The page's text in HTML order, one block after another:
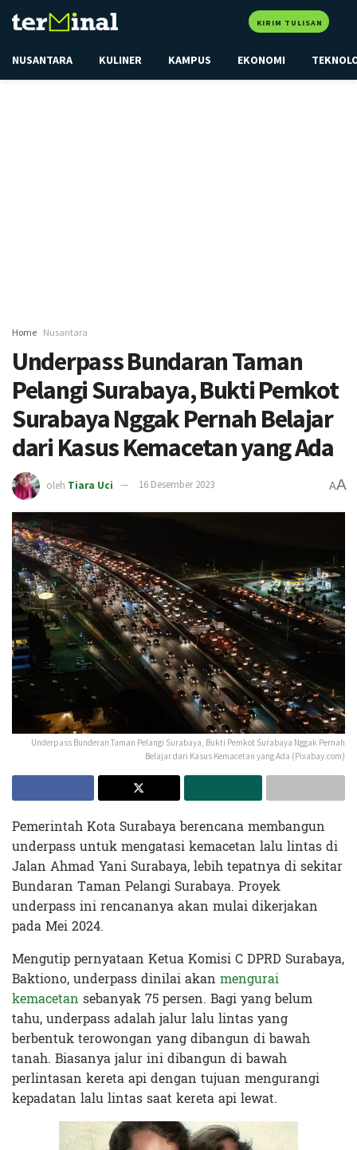
KIRIM TULISAN
NUSANTARA KULINER KAMPUS EKONOMI
Home Nusantara
Underpass Bundaran Taman
Pelangi Surabaya, Bukti Pemkot
Surabaya Nggak Pernah Belajar
dari Kasus Kemacetan yang Ada
oleh Tiara Uci 16 Desember 2023 AA
Underpass Bunderan Taman Pelangi Surabaya, Bukti Pemkot Surabaya Nggak Pernah
Belajar dari Kasus Kemacetan yang Ada (Pixabay.com)
Pemerintah Kota Surabaya berencana membangun
underpass untuk mengatasi kemacetan lalu lintas di
Jalan Ahmad Yani Surabaya, lebih tepatnya di sekitar
Bundaran Taman Pelangi Surabaya. Proyek
underpass ini rencananya akan mulai dikerjakan
pada Mei 2024.
Mengutip pernyataan Ketua Komisi C DPRD Surabaya,
Baktiono, underpass dinilai akan mengurai
kemacetan sebanyak 75 persen. Bagi yang belum
tahu, underpass adalah jalur lalu lintas yang
berbentuk terowongan yang dibangun di bawah
tanah. Biasanya jalur ini dibangun di bawah
perlintasan kereta api dengan tujuan mengurangi
kepadatan lalu lintas saat kereta api lewat.